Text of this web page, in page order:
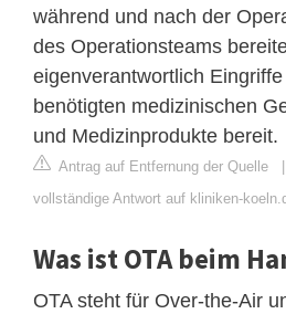
während und nach der
des Operationsteams
eigenverantwortlich
benötigten medizinischen
und Medizinprodukte bereit.
Antrag auf Entfernung der Quelle
vollständige Antwort auf kliniken-
Was ist OTA beim
OTA steht für Over-the-Air